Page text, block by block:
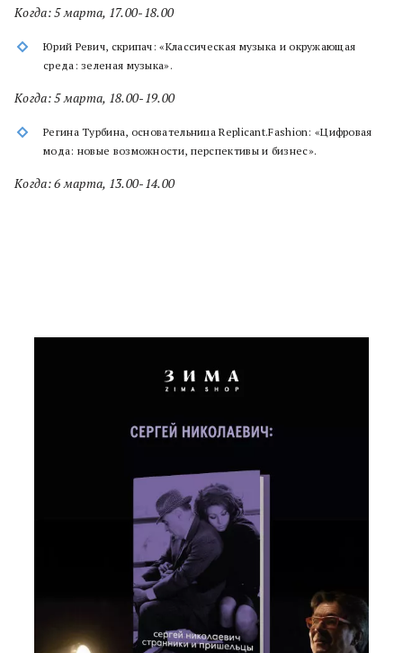
Когда: 5 марта, 17.00-18.00
Юрий Ревич, скрипач: «Классическая музыка и окружающая
среда: зеленая музыка».
Когда: 5 марта, 18.00-19.00
Регина Турбина, основательница Replicant.Fashion: «Цифровая
мода: новые возможности, перспективы и бизнес».
Когда: 6 марта, 13.00-14.00